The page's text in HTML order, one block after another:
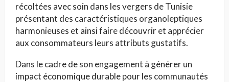
récoltées avec soin dans les vergers de Tunisie
présentant des caractéristiques organoleptiques
harmonieuses et ainsi faire découvrir et apprécier
aux consommateurs leurs attributs gustatifs.
Dans le cadre de son engagement à générer un
impact économique durable pour les communautés